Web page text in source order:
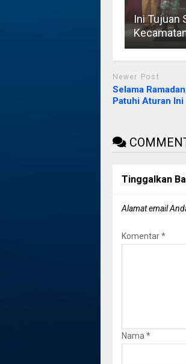
Ini Tujuan
Newer Post
Selama
Patuhi Aturan Ini
Tinggalkan
Alamat email
Komentar*
Nama *